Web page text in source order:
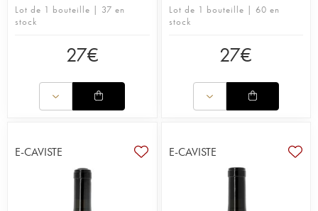
Lot de 1 bouteille | 37 en
stock
27€
Lot de 1 bouteille | 60 en
stock
27€
E-CAVISTE E-CAVISTE